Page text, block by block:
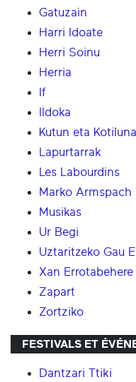
Gatuzain
Harri Idoate
Herri Soinu
Herria
If
Ildoka
Kutun eta
Lapurtarrak
Les Labourdins
Marko Armspach
Musikas
Ur Begi
Uztaritzeko Gau
Xan Errotabehere
Zapart
Zortziko
FESTIVALS ET
Dantzari Ttiki